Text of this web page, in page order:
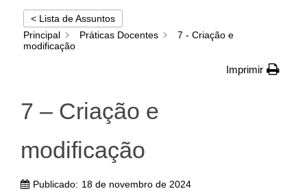
< Lista de Assuntos
Principal
Práticas Docentes
7 - Criação e
modificação
Imprimir
7 – Criação e
modificação
Publicado: 18 de novembro de 2024